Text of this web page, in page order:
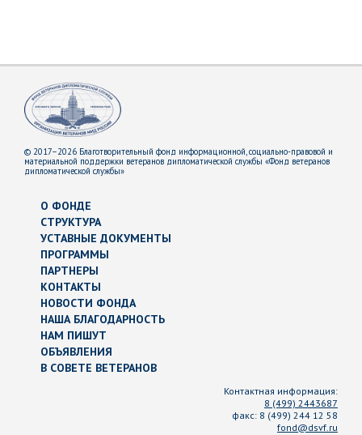
© 2017–2026 Благотворительный фонд информационной, социально-правовой и
материальной поддержки ветеранов дипломатической службы «Фонд ветеранов
дипломатической службы»
О ФОНДЕ
СТРУКТУРА
УСТАВНЫЕ ДОКУМЕНТЫ
ПРОГРАММЫ
ПАРТНЕРЫ
КОНТАКТЫ
НОВОСТИ ФОНДА
НАША БЛАГОДАРНОСТЬ
НАМ ПИШУТ
ОБЪЯВЛЕНИЯ
В СОВЕТЕ ВЕТЕРАНОВ
Контактная информация:
8 (499) 2443687
факс: 8 (499) 244 12 58
fond@dsvf.ru